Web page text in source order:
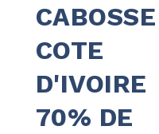
CABOSSE
COTE
D'IVOIRE
70% DE